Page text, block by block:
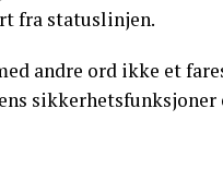
fra statuslinjen.
andre ord ikke et